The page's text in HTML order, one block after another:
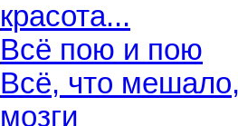
красота...
Всё пою и пою
Всё, что
мозги